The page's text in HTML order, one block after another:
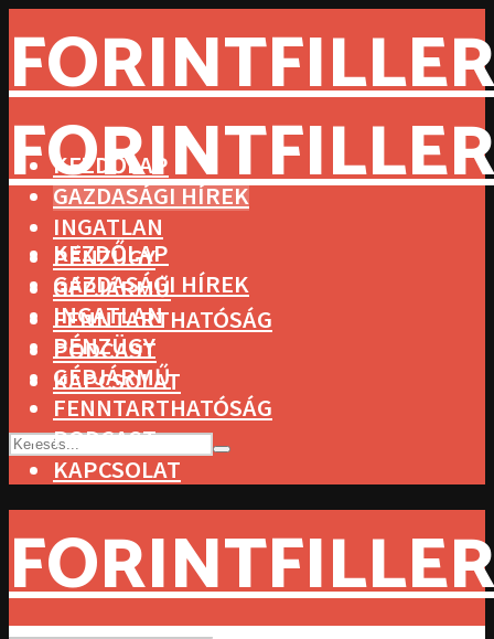
KEZDŐLAP
GAZDASÁGI HÍREK
INGATLAN
PÉNZÜGY
GÉPJÁRMŰ
FENNTARTHATÓSÁG
PODCAST
KAPCSOLAT
KEZDŐLAP
GAZDASÁGI HÍREK
INGATLAN
PÉNZÜGY
GÉPJÁRMŰ
FENNTARTHATÓSÁG
PODCAST
KAPCSOLAT